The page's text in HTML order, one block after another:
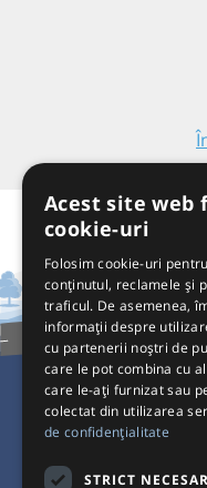
Pentru
Acest site web
cookie-uri
Folosim cookie-uri
conținutul, reclamele și
traficul. De asemenea,
informații despre
cu partenerii noștri de
care le pot combina cu
care le-ați furnizat sau
colectat din utilizarea
de confidențialitate
STRICT